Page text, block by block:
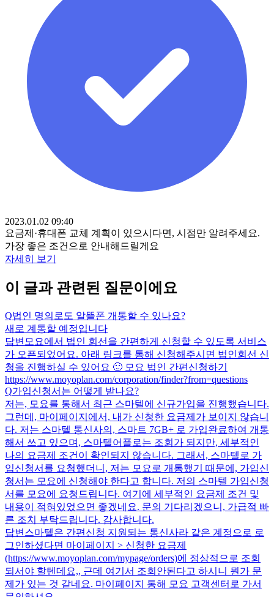
2023.01.02 09:40
요금제·휴대폰 교체 계획이 있으시다면, 시점만 알려주세요.
가장 좋은 조건으로 안내해드릴게요
자세히 보기
이 글과 관련된 질문이에요
Q법인 명의로도 알뜰폰 개통할 수 있나요?
새로 계통할 예정입니다
답변 모요에서 법인 회선을 간편하게 신청할 수 있도록 서비스
가 오픈되었어요. 아래 링크를 통해 신청해주시면 법인회선 신
청을 진행하실 수 있어요 🙂 모요 법인 간편신청하기
https://www.moyoplan.com/corporation/finder?from=questions
Q가입신청서는 어떻게 받나요?
저는, 모요를 통해서 최근 스마텔에 신규가입을 진행했습니다.
그런데, 마이페이지에서, 내가 신청한 요금제가 보이지 않습니
다. 저는 스마텔 통신사의, 스마트 7GB+ 로 가입완료하여 개통
해서 쓰고 있으며, 스마텔어플로는 조회가 되지만, 세부적인
나의 요금제 조건이 확인되지 않습니다. 그래서, 스마텔로 가
입신청서를 요청했더니, 저는 모요로 개통했기 때문에, 가입신
청서는 모요에 신청해야 한다고 합니다. 저의 스마텔 가입신청
서를 모요에 요청드립니다. 여기에 세부적인 요금제 조건 및
내용이 적혀있었으면 좋겠네요. 문의 기다리겠으니, 가급적 빠
른 조치 부탁드립니다. 감사합니다.
답변 스마텔은 간편신청 지원되는 통신사라 같은 계정으로 로
그인하셨다면 마이페이지 > 신청한 요금제
(https://www.moyoplan.com/mypage/orders)에 정상적으로 조회
되서야 할텐데요,, 근데 여기서 조회안된다고 하시니 뭔가 문
제가 있는 것 같네요. 마이페이지 통해 모요 고객센터로 가서